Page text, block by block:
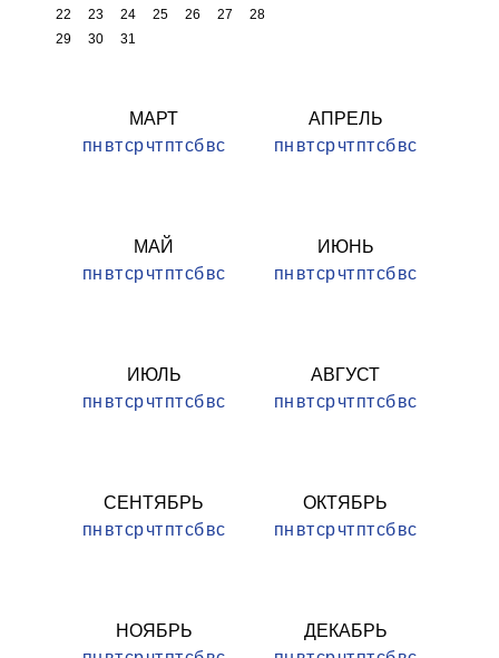
22
23 24 25 26 27
28
29
30 31
МАРТ
пн втсрчтптсбвс
АПРЕЛЬ
пн втсрчтптсбвс
МАЙ
пн втсрчтптсбвс
ИЮНЬ
пн втсрчтптсбвс
ИЮЛЬ
пн втсрчтптсбвс
АВГУСТ
пн втсрчтптсбвс
СЕНТЯБРЬ
пн втсрчтптсбвс
ОКТЯБРЬ
пн втсрчтптсбвс
НОЯБРЬ
ДЕКАБРЬ